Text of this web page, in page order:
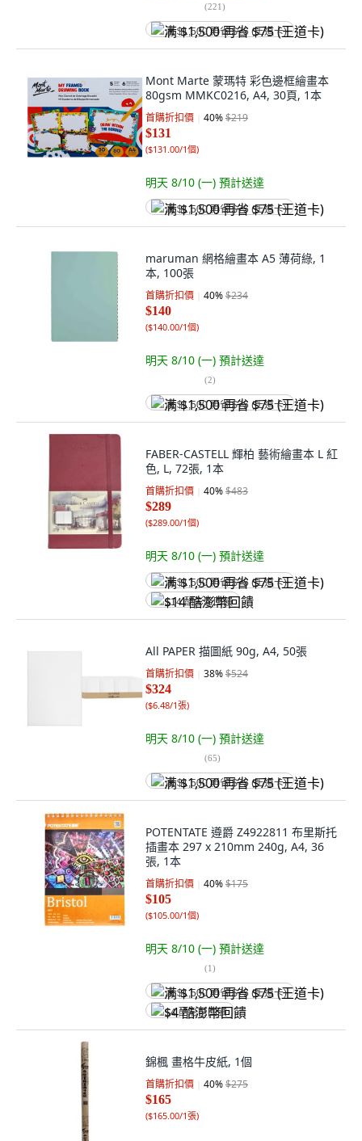
(221)
满 $1,500 再省 $75 (王道卡)
Mont Marte 蒙瑪特 彩色邊框繪畫本
80gsm MMKC0216, A4, 30頁, 1本
首購折扣價 40%$219
$131
($131.00/1個)
明天 8/10 (一) 預計送達
满 $1,500 再省 $75 (王道卡)
maruman 網格繪畫本 A5 薄荷綠, 1
本, 100張
首購折扣價 40%$234
$140
($140.00/1個)
明天 8/10 (一) 預計送達
(2)
满 $1,500 再省 $75 (王道卡)
FABER-CASTELL 輝柏 藝術繪畫本 L 紅
色, L, 72張, 1本
首購折扣價 40%$483
$289
($289.00/1個)
明天 8/10 (一) 預計送達
满 $1,500 再省 $75 (王道卡)
$14 酷澎幣回饋
All PAPER 描圖紙 90g, A4, 50張
首購折扣價 38%$524
$324
($6.48/1張)
明天 8/10 (一) 預計送達
(65)
满 $1,500 再省 $75 (王道卡)
POTENTATE 遵爵 Z4922811 布里斯托
插畫本 297 x 210mm 240g, A4, 36
張, 1本
首購折扣價 40%$175
$105
($105.00/1個)
明天 8/10 (一) 預計送達
(1)
满 $1,500 再省 $75 (王道卡)
$4 酷澎幣回饋
錦楓 畫格牛皮紙, 1個
首購折扣價 40%$275
$165
($165.00/1張)